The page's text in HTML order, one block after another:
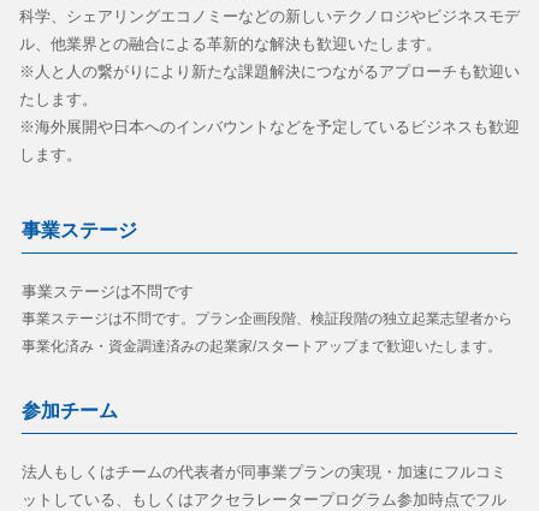
科学、シェアリングエコノミーなどの新しいテクノロジやビジネスモデ
ル、他業界との融合による革新的な解決も歓迎いたします。
※人と人の繋がりにより新たな課題解決につながるアプローチも歓迎い
たします。
※海外展開や日本へのインバウントなどを予定しているビジネスも歓迎
します。
事業ステージ
事業ステージは不問です
事業ステージは不問です。プラン企画段階、検証段階の独立起業志望者から
事業化済み・資金調達済みの起業家/スタートアップまで歓迎いたします。
参加チーム
法人もしくはチームの代表者が同事業プランの実現・加速にフルコミ
ットしている、もしくはアクセラレータープログラム参加時点でフル